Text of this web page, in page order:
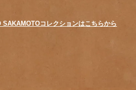
コレクションはこちらから